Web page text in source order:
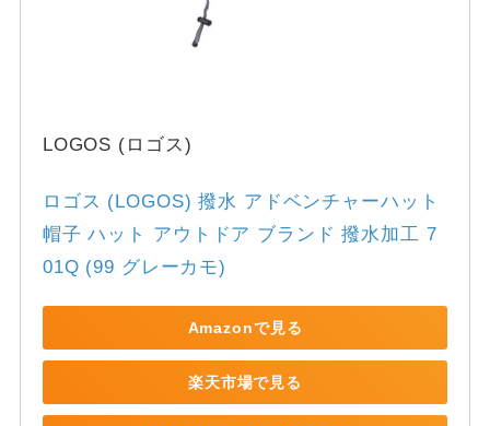
LOGOS (ロゴス)
ロゴス (LOGOS) 撥水 アドベンチャーハット
帽子 ハット アウトドア ブランド 撥水加工 7
01Q (99 グレーカモ)
Amazonで見る
楽天市場で見る